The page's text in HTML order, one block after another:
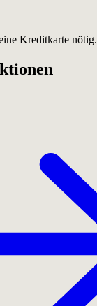
Kreditkarte nötig.